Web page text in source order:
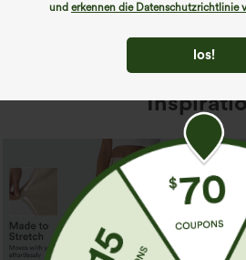
und erkennen die Datenschutzrichtlinie
los!